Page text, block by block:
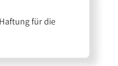
für die